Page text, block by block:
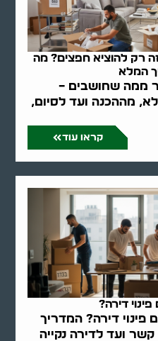
רק להוציא חפצים? מה
המלא
ממה שחושבים –
מההכנה ועד לסיום,
קראו עוד
דירה?
דירה? המדריך
ועד לדירה נקייה